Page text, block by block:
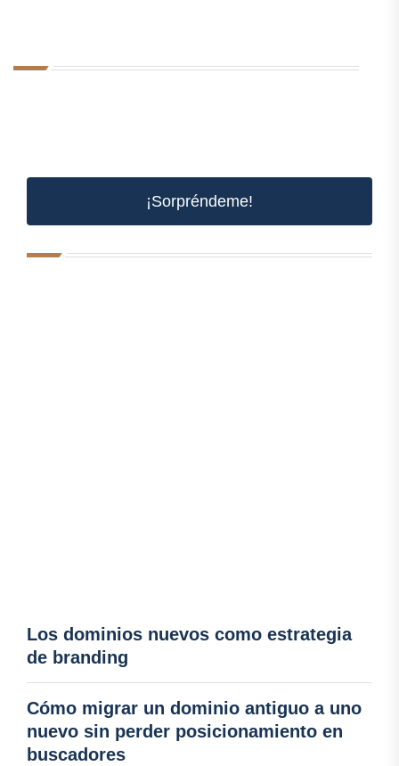
¡Sorpréndeme!
Los dominios nuevos como estrategia
de branding
Cómo migrar un dominio antiguo a uno
nuevo sin perder posicionamiento en
buscadores